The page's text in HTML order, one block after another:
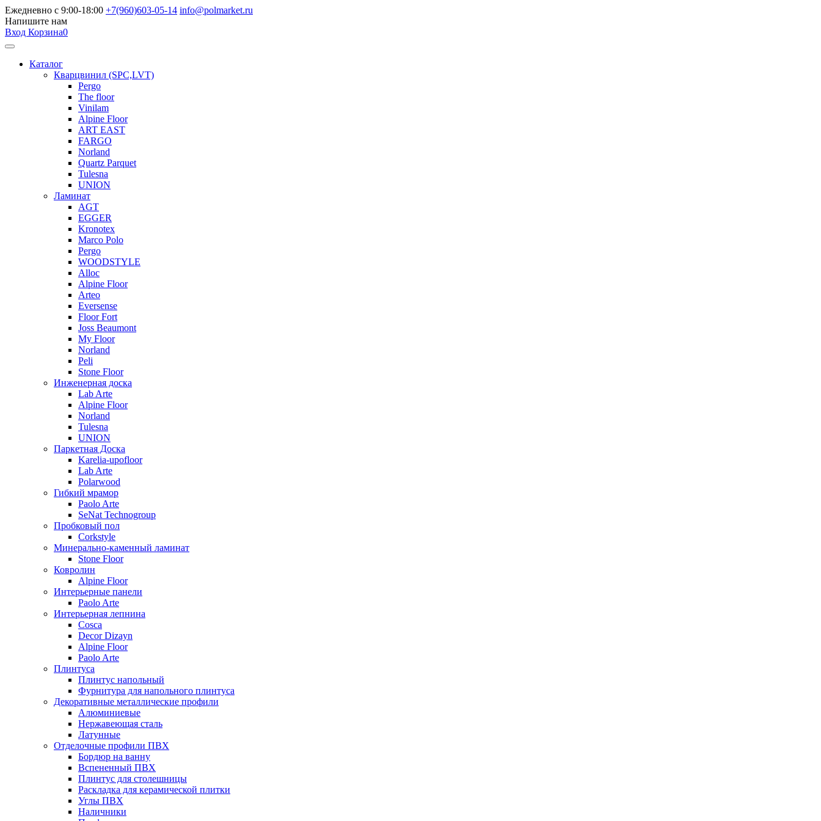
Ежедневно с 9:00-18:00 +7(960)603-05-14 info@polmarket.ru
Напишите нам
Вход Корзина0
Каталог
Кварцвинил (SPC,LVT)
Pergo
The floor
Vinilam
Alpine Floor
ART EAST
FARGO
Norland
Quartz Parquet
Tulesna
UNION
Ламинат
AGT
EGGER
Kronotex
Marco Polo
Pergo
WOODSTYLE
Alloc
Alpine Floor
Arteo
Eversense
Floor Fort
Joss Beaumont
My Floor
Norland
Peli
Stone Floor
Инженерная доска
Lab Arte
Alpine Floor
Norland
Tulesna
UNION
Паркетная Доска
Karelia-upofloor
Lab Arte
Polarwood
Гибкий мрамор
Paolo Arte
SeNat Technogroup
Пробковый пол
Corkstyle
Минерально-каменный ламинат
Stone Floor
Ковролин
Alpine Floor
Интерьерные панели
Paolo Arte
Интерьерная лепнина
Cosca
Decor Dizayn
Alpine Floor
Paolo Arte
Плинтуса
Плинтус напольный
Фурнитура для напольного плинтуса
Декоративные металлические профили
Алюминиевые
Нержавеющая сталь
Латунные
Отделочные профили ПВХ
Бордюр на ванну
Вспененный ПВХ
Плинтус для столешницы
Раскладка для керамической плитки
Углы ПВХ
Наличники